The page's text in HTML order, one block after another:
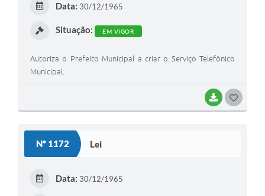
BAIXAR
Data: 30/12/1965
Situação: EM VIGOR
Autoriza o Prefeito Municipal a criar o Serviço Telefônico
Municipal.
Nº 1172 Lei
Data: 30/12/1965